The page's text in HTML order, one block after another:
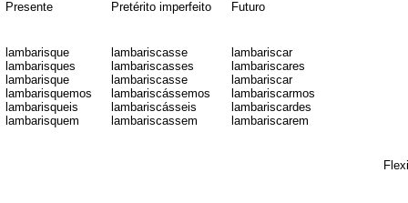
Presente Pretérito imperfeito Futuro
lambarisque
lambarisques
lambarisque
lambarisquemos
lambarisqueis
lambarisquem
lambariscasse
lambariscasses
lambariscasse
lambariscássemos
lambariscásseis
lambariscassem
lambariscar
lambariscares
lambariscar
lambariscarmos
lambariscardes
lambariscarem